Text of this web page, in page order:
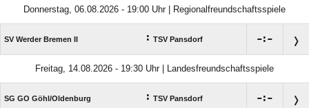
Donnerstag, 06.08.2026 - 19:00 Uhr | Regionalfreundschaftsspiele
SV Werder Bremen II : TSV Pansdorf :
Freitag, 14.08.2026 - 19:30 Uhr | Landesfreundschaftsspiele
SG GO Göhl/​Oldenburg : TSV Pansdorf :